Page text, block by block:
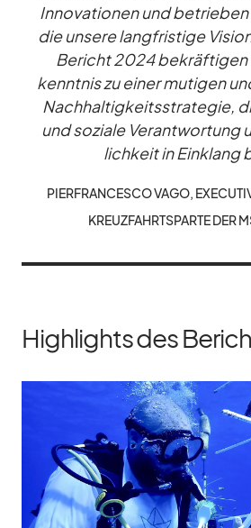
In­no­va­tio­nen und be­trie­ben
die un­sere lang­fris­tige
Be­richt 2024
kennt­nis zu ei­ner mu­ti­gen
Nach­hal­tig­keits­stra­te­gie,
und so­ziale
lich­keit in Ein­klang
PIER­FRAN­CESCO VAGO,
KREUZ­FAHRTS­PARTE DER
Highlights des